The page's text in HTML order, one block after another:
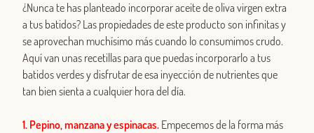
¿Nunca te has planteado incorporar aceite de oliva virgen extra
a tus batidos? Las propiedades de este producto son infinitas y
se aprovechan muchísimo más cuando lo consumimos crudo.
Aquí van unas recetillas para que puedas incorporarlo a tus
batidos verdes y disfrutar de esa inyección de nutrientes que
tan bien sienta a cualquier hora del día.
1. Pepino, manzana y espinacas. Empecemos de la forma más